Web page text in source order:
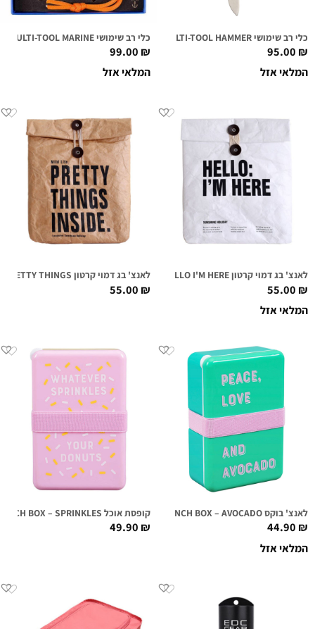
כלי רב שימושי MULTI-TOOL HAMMER
95.00₪
המלאי אזל
כלי רב שימושי MULTI-TOOL MARINE
99.00₪
המלאי אזל
לאנצ' בג דמוי קרטון HELLO I'M HERE
55.00₪
המלאי אזל
לאנצ' בג דמוי קרטון PRETTY THINGS
55.00₪
לאנצ' בוקס LUNCH BOX – AVOCADO
44.90₪
המלאי אזל
קופסת אוכל LUNCH BOX – SPRINKLES
49.90₪